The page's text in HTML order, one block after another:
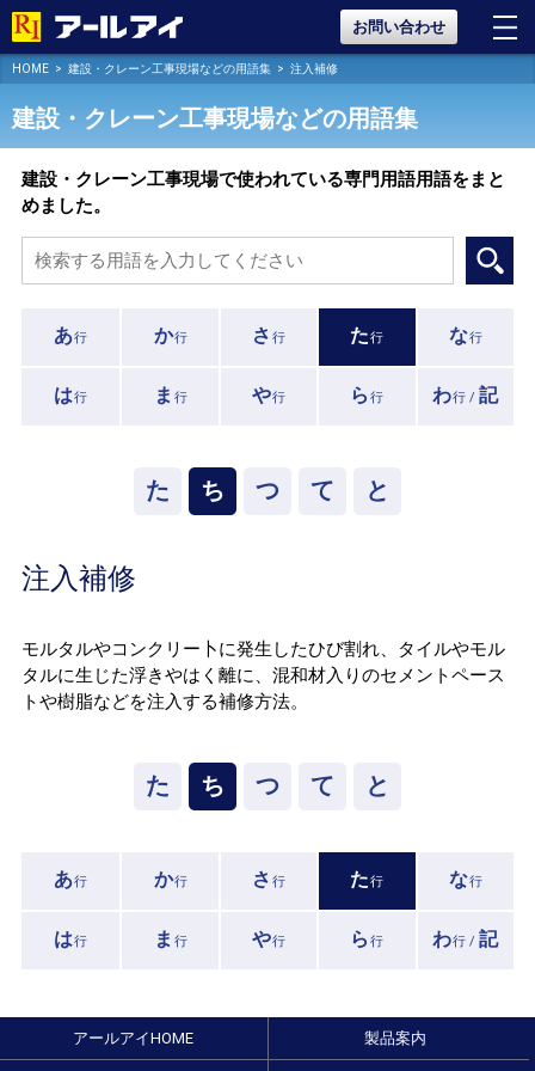
お問い合わせ
HOME 建設・クレーン工事現場などの用語集 注入補修
建設・クレーン工事現場などの用語集
建設・クレーン工事現場で使われている専門用語用語をまと
めました。
あ行 か行 さ 行 た行 な行
は行 ま 行 や行 ら行 わ行 / 記
た ち つ て と
注入補修
モルタルやコンクリー卜に発生したひび割れ、タイルやモル
タルに生じた浮きやはく離に、混和材入りのセメントペース
トや樹脂などを注入する補修方法。
た ち つ て と
あ行 か行 さ 行 た行 な行
は行 ま 行 や行 ら行 わ行 / 記
アールアイHOME 製品案内